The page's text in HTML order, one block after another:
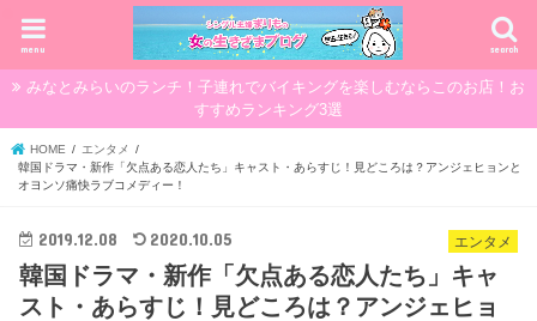
search
menu
みなとみらいのランチ！子連れでバイキングを楽しむならこのお店！お
すすめランキング3選
HOME
エンタメ
韓国ドラマ・新作「欠点ある恋人たち」キャスト・あらすじ！見どころは？アンジェヒョンと
オヨンソ痛快ラブコメディー！
エンタメ
2019.12.08 2020.10.05
韓国ドラマ・新作「欠点ある恋人たち」キャ
スト・あらすじ！見どころは？アンジェヒョ